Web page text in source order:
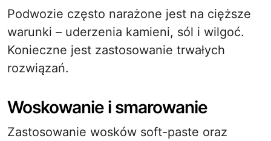
Podwozie często narażone jest na cięższe
warunki – uderzenia kamieni, sól i wilgoć.
Konieczne jest zastosowanie trwałych
rozwiązań.
Woskowanie i smarowanie
Zastosowanie wosków soft-paste oraz